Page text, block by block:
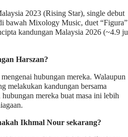
2023 (Rising Star), single debut
bawah Mixology Music, duet “Figura”
kandungan Malaysia 2026 (~4.9
Harszan?
hubungan mereka. Walaupun
melakukan kandungan bersama
mereka buat masa ini lebih
Ikhmal Nour sekarang?